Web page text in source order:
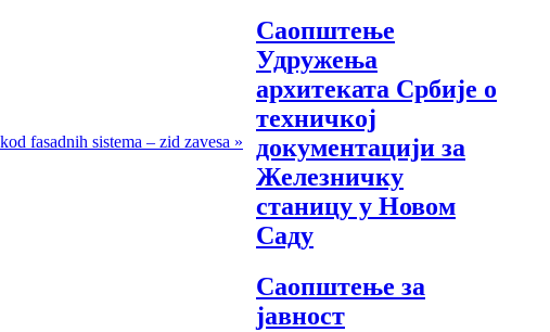
fasadnih sistema – zid zavesa »
Саопштење
Удружења
архитеката Србије о
техничкој
документацији за
Железничку
станицу у Новом
Саду
Саопштење за
јавност